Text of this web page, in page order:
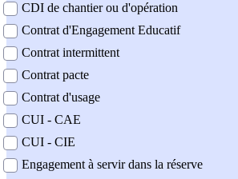
CDI de chantier ou d'opération
Contrat d'Engagement Educatif
Contrat intermittent
Contrat pacte
Contrat d'usage
CUI - CAE
CUI - CIE
Engagement à servir dans la réserve